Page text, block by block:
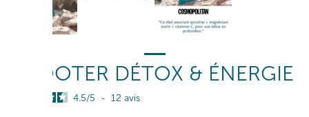
SHOOTER DÉTOX & ÉNERGIE
4.5/5 - 12 avis